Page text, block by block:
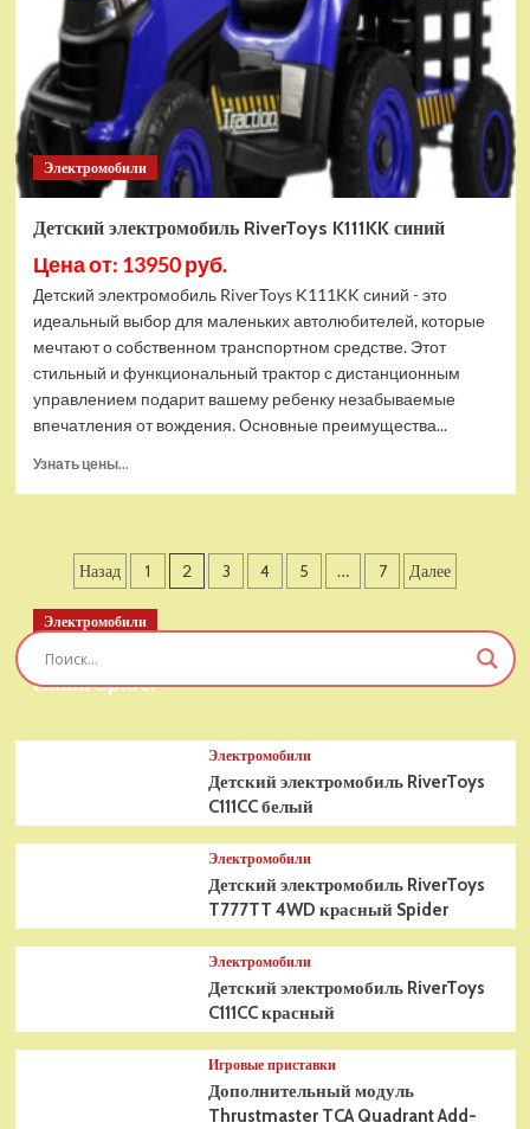
Электромобили
Детский электромобиль RiverToys K111KK синий
Цена от: 13950 руб.
Детский электромобиль RiverToys K111KK синий - это
идеальный выбор для маленьких автолюбителей, которые
мечтают о собственном транспортном средстве. Этот
стильный и функциональный трактор с дистанционным
управлением подарит вашему ребенку незабываемые
впечатления от вождения. Основные преимущества...
Узнать цены...
электромобиль
RiverToys
синий
Пагинация
записей
Назад 1 2 3 4 5 … 7 Далее
Электромобили
Детский электромобиль RiverToys T777TT 4WD
синий Spider
Электромобили
Детский электромобиль RiverToys
C111CC белый
Электромобили
Детский электромобиль RiverToys
T777TT 4WD красный Spider
Электромобили
Детский электромобиль RiverToys
C111CC красный
Игровые приставки
Дополнительный модуль
Thrustmaster TCA Quadrant Add-